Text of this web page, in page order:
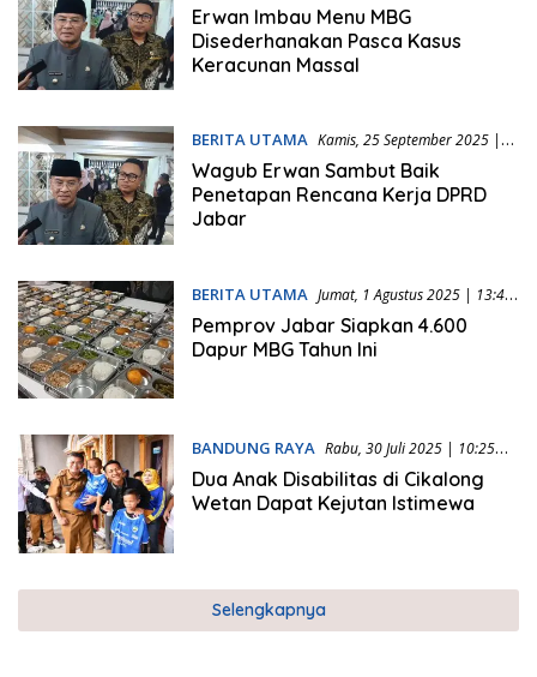
22:43 WIB
Erwan Imbau Menu MBG
Disederhanakan Pasca Kasus
Keracunan Massal
BERITA UTAMA Kamis, 25 September 2025 |
19:44 WIB
Wagub Erwan Sambut Baik
Penetapan Rencana Kerja DPRD
Jabar
BERITA UTAMA Jumat, 1 Agustus 2025 | 13:43
WIB
Pemprov Jabar Siapkan 4.600
Dapur MBG Tahun Ini
BANDUNG RAYA Rabu, 30 Juli 2025 | 10:25
WIB
Dua Anak Disabilitas di Cikalong
Wetan Dapat Kejutan Istimewa
Selengkapnya